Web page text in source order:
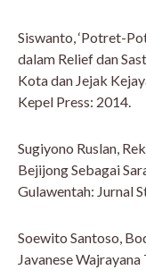
Siswanto, ‘Potret-
dalam Relief dan
Kota dan Jejak
Kepel Press: 2014.
Sugiyono Ruslan,
Bejijong Sebagai
Gulawentah: Jurnal
Soewito Santoso,
Javanese